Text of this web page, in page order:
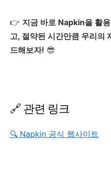
👉 지금 바로 Napkin을 활
고, 절약된 시간만큼 우리의
드해보자! 😎
🔗 관련 링크
🔍 Napkin 공식 웹사이트